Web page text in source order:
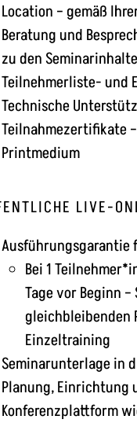
Location – gemäß
Beratung und
zu den
Teilnehmerliste- und
Technische
Teilnahmezertifikate
Printmedium
LIVE-
Ausführungsgarantie
Bei 1
Tage vor Beginn
gleichbleibenden
Einzeltraining
Seminarunterlage in
Planung, Einrichtung
Konferenzplattform